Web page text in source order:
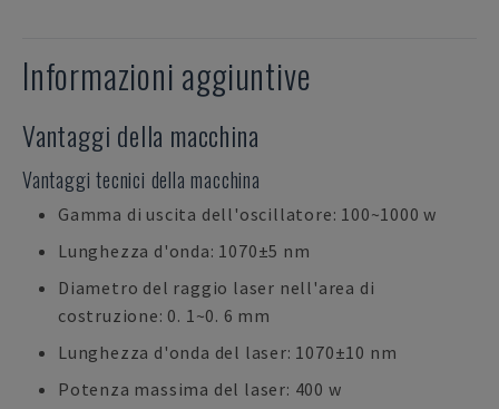
Informazioni aggiuntive
Vantaggi della macchina
Vantaggi tecnici della macchina
Gamma di uscita dell'oscillatore: 100~1000 w
Lunghezza d'onda: 1070±5 nm
Diametro del raggio laser nell'area di
costruzione: 0. 1~0. 6 mm
Lunghezza d'onda del laser: 1070±10 nm
Potenza massima del laser: 400 w